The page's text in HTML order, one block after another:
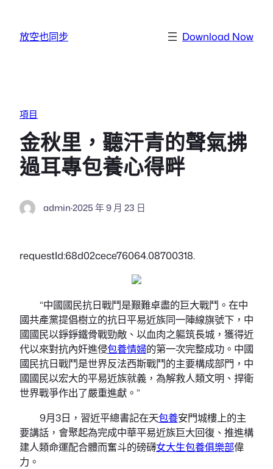
放空也同步 Download Now
項目
金秋里，聽汗青的聲氣拂
過耳專包養心得畔
admin·2025 年 9 月 23 日
requestId:68d02cece76064.08700318.
“中國國民抗日戰鬥是艱難卓盡的巨大戰鬥。在中
國共產黨提倡樹立的抗日平易近族同一陣線旗號下，中
國國民以錚錚鐵骨戰勁敵、以血肉之軀筑長城，獲得近
代以來對抗內奸進侵包養情婦的第一次完整成功。中國
國民抗日戰鬥是世界反法西斯戰鬥的主要構成部門，中
國國民以宏大的平易近族就義，為解救人類文明、捍衛
世界戰爭作出了嚴重進獻。”
9月3日，習近平總書記在天包養安門城樓上的主
要講話，會聚起為完成中華平易近族巨大回復、推進構
建人類命運配合體而奮斗的磅礴女大生包養俱樂部偉
力。